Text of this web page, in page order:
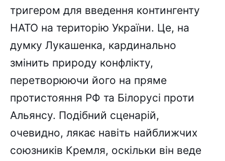
тригером для введення контингенту
НАТО на територію України. Це, на
думку Лукашенка, кардинально
змінить природу конфлікту,
перетворюючи його на пряме
протистояння РФ та Білорусі проти
Альянсу. Подібний сценарій,
очевидно, лякає навіть найближчих
союзників Кремля, оскільки він веде